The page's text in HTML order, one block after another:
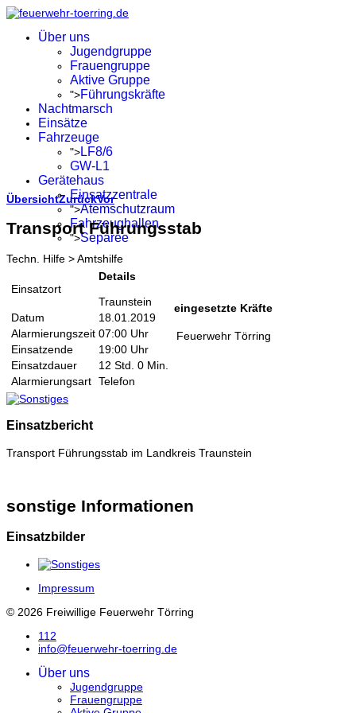
Über uns
Jugendgruppe
Frauengruppe
Aktive Gruppe
">Führungskräfte
Nachtmarsch
Einsätze
Fahrzeuge
">LF8/6
GW-L1
Gerätehaus
Einsatzzentrale
">Atemschutzraum
Fahrzeughallen
">Separée
ÜbersichtZurückVor
Transport Führungsstab
Techn. Hilfe > Amtshilfe
Einsatzort
Details
Traunstein
Datum
18.01.2019
Alarmierungszeit 07:00 Uhr
Einsatzende
19:00 Uhr
Einsatzdauer
12 Std. 0 Min.
Alarmierungsart Telefon
eingesetzte Kräfte
Feuerwehr Törring
Einsatzbericht
Transport Führungsstab im Landkreis Traunstein
sonstige Informationen
Einsatzbilder
Impressum
© 2026 Freiwillige Feuerwehr Törring
112
info@feuerwehr-toerring.de
Über uns
Jugendgruppe
Frauengruppe